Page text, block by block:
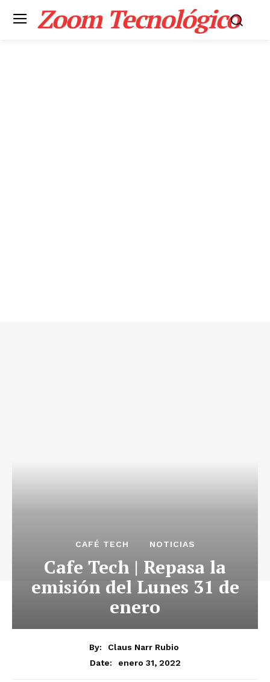
Zoom Tecnológico
CAFÉ TECH NOTICIAS
Cafe Tech | Repasa la
emisión del Lunes 31 de
enero
By:
Claus Narr Rubio
Date:
enero 31, 2022